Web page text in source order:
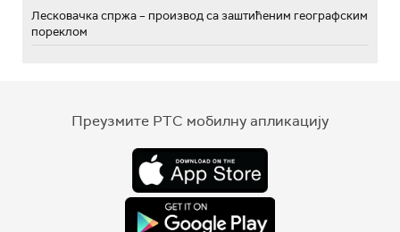
Лесковачка спржа – производ са заштићеним географским
пореклом
Преузмите РТС мобилну апликацију